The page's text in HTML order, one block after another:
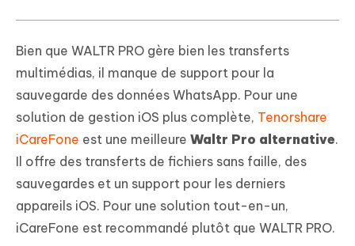
Bien que WALTR PRO gère bien les transferts
multimédias, il manque de support pour la
sauvegarde des données WhatsApp. Pour une
solution de gestion iOS plus complète, Tenorshare
iCareFone est une meilleure Waltr Pro alternative.
Il offre des transferts de fichiers sans faille, des
sauvegardes et un support pour les derniers
appareils iOS. Pour une solution tout-en-un,
iCareFone est recommandé plutôt que WALTR PRO.